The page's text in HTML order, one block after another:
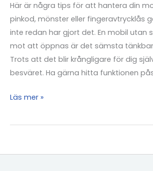
Här är några tips för att hantera din
pinkod, mönster eller fingeravtrycklås
inte redan har gjort det. En mobil utan
mot att öppnas är det sämsta
Trots att det blir krångligare för dig
besväret. Ha gärna hitta funktionen
Hantera
mobil
Läs mer »